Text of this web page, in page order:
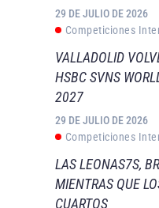
29 DE JULIO DE 2026
Competiciones
VALLADOLID
HSBC SVNS
2027
29 DE JULIO DE 2026
Competiciones
LAS LEONAS7S,
MIENTRAS QUE
CUARTOS